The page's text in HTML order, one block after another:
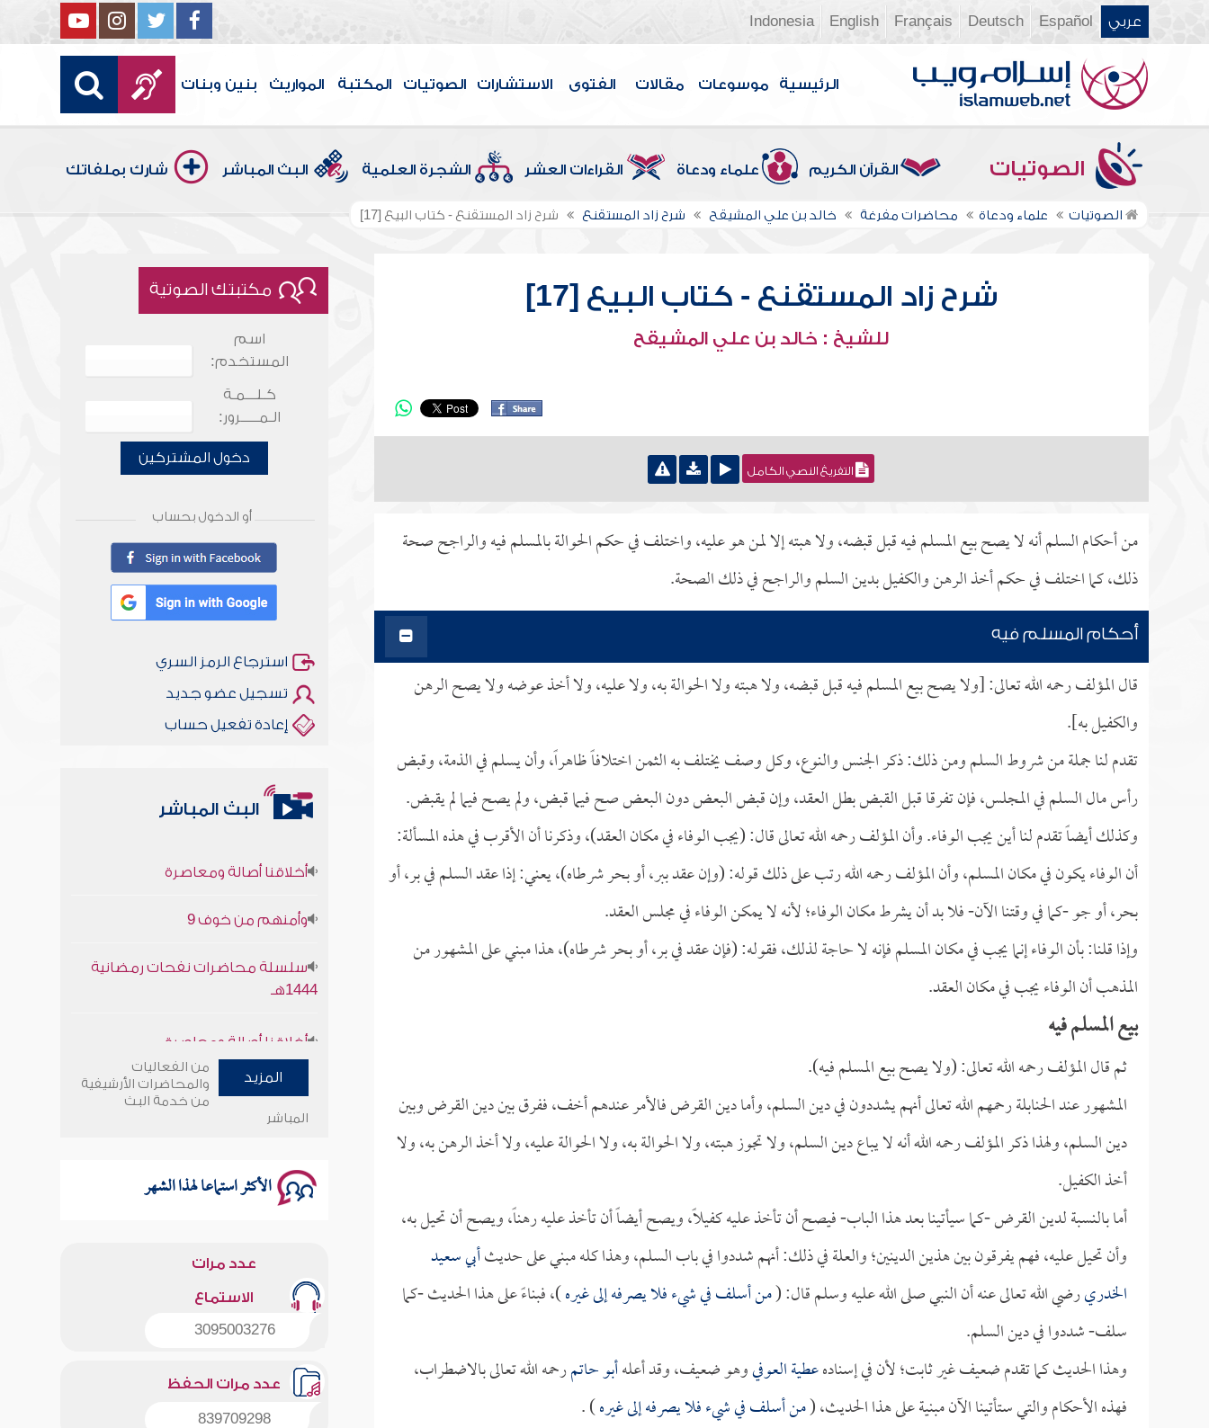
عربي Español
Deutsch
Français
English
Indonesia
الرئيسية موسوعات مقالات الفتوى الاستشارات الصوتيات المكتبة المواريث بنين وبنات
الصوتيات القرآن الكريم علماء ودعاة القراءات العشر الشجرة العلمية البث المباشر شارك بملفاتك
الصوتيات علماء ودعاة محاضرات مفرغة خالد بن علي المشيقح شرح زاد المستقنع شرح زاد المستقنع - كتاب البيع [17]
شرح زاد المستقنع - كتاب البيع [17]
للشيخ : خالد بن علي المشيقح
التفريغ النصي الكامل
من أحكام السلم أنه لا يصح بيع المسلم فيه قبل قبضه، ولا هبته إلا لمن هو عليه، واختلف في حكم الحوالة بالمسلم فيه والراجح صحة
ذلك، كما اختلف في حكم أخذ الرهن والكفيل بدين السلم والراجح في ذلك الصحة.
أحكام المسلم فيه
قال المؤلف رحمه الله تعالى: [ولا يصح بيع المسلم فيه قبل قبضه، ولا هبته ولا الحوالة به، ولا عليه، ولا أخذ عوضه ولا يصح الرهن
والكفيل به].
تقدم لنا جملة من شروط السلم ومن ذلك: ذكر الجنس والنوع، وكل وصف يختلف به الثمن اختلافاً ظاهراً، وأن يسلم في الذمة، وقبض
رأس مال السلم في المجلس، فإن تفرقا قبل القبض بطل العقد، وإن قبض البعض دون البعض صح فيما قبض، ولم يصح فيما لم يقبض.
وكذلك أيضاً تقدم لنا أين يجب الوفاء. وأن المؤلف رحمه الله تعالى قال: (يجب الوفاء في مكان العقد)، وذكرنا أن الأقرب في هذه المسألة:
أن الوفاء يكون في مكان المسلم، وأن المؤلف رحمه الله رتب على ذلك قوله: (وإن عقد ببر، أو بحر شرطاه)، يعني: إذا عقد السلم في بر، أو
بحر، أو جو -كما في وقتنا الآن- فلا بد أن يشرط مكان الوفاء؛ لأنه لا يمكن الوفاء في مجلس العقد.
وإذا قلنا: بأن الوفاء إنما يجب في مكان المسلم فإنه لا حاجة لذلك، فقوله: (فإن عقد في بر، أو بحر شرطاه)، هذا مبني على المشهور من
المذهب أن الوفاء يجب في مكان العقد. ‏
بيع المسلم فيه
ثم قال المؤلف رحمه الله تعالى: (ولا يصح بيع المسلم فيه).
المشهور عند الحنابلة رحمهم الله تعالى أنهم يشددون في دين السلم، وأما دين القرض فالأمر عندهم أخف، ففرق بين دين القرض وبين
دين السلم، ولهذا ذكر المؤلف رحمه الله أنه لا يباع دين السلم، ولا تجوز هبته، ولا الحوالة به، ولا الحوالة عليه، ولا أخذ الرهن به، ولا
أخذ الكفيل.
أما بالنسبة لدين القرض -كما سيأتينا بعد هذا الباب- فيصح أن تأخذ عليه كفيلاً، ويصح أيضاً أن تأخذ عليه رهناً، ويصح أن تحيل به،
وأن تحيل عليه، فهم يفرقون بين هذين الدينين؛ والعلة في ذلك: أنهم شددوا في باب السلم، وهذا كله مبني على حديثأبي سعيد
الخدريرضي الله تعالى عنه أن النبي صلى الله عليه وسلم قال: (من أسلف في شيء فلا يصرفه إلى غيره)، فبناءً على هذا الحديث -كما
سلف- شددوا في دين السلم.
وهذا الحديث كما تقدم ضعيف غير ثابت؛ لأن في إسنادهعطية العوفيوهو ضعيف، وقد أعلهأبو حاتمرحمه الله تعالى بالاضطراب،
فهذه الأحكام والتي ستأتينا الآن مبنية على هذا الحديث، (من أسلف في شيء فلا يصرفه إلى غيره) .
مكتبتك الصوتية
اسم
المستخدم:
كـلـــمـة
الـمـــــرور:
دخول المشتركين
أو الدخول بحساب
استرجاع الرمز السري
تسجيل عضو جديد
إعادة تفعيل حساب
البث المباشر
1444هـ
وأمنهم من خوف 9
سلسلة محاضرات نفحات رمضانية
1444هـ
المزيد
من الفعاليات
والمحاضرات الأرشيفية
من خدمة البث
المباشر
الأكثر استماعا لهذا الشهر
عدد مرات
الاستماع
3095003276
عدد مرات الحفظ
839709298